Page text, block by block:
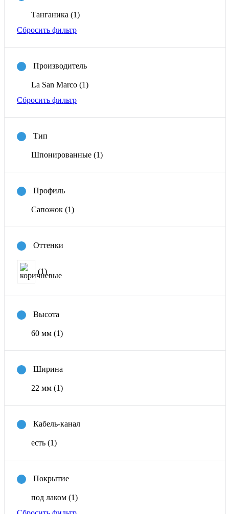
Танганика (1)
Сбросить фильтр
Производитель
La San Marco (1)
Сбросить фильтр
Тип
Шпонированные (1)
Профиль
Сапожок (1)
Оттенки
(1)
Высота
60 мм (1)
Ширина
22 мм (1)
Кабель-канал
есть (1)
Покрытие
под лаком (1)